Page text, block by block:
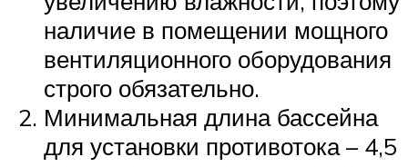
наличие в помещении мощного
вентиляционного оборудования
строго обязательно.
Минимальная длина бассейна
для установки противотока – 4,5